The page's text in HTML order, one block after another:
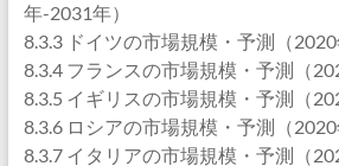
年-2031年）
8.3.3 ドイツの市場規模・予測（2020
8.3.4 フランスの市場規模・予測（
8.3.5 イギリスの市場規模・予測（
8.3.6 ロシアの市場規模・予測（2020
8.3.7 イタリアの市場規模・予測（